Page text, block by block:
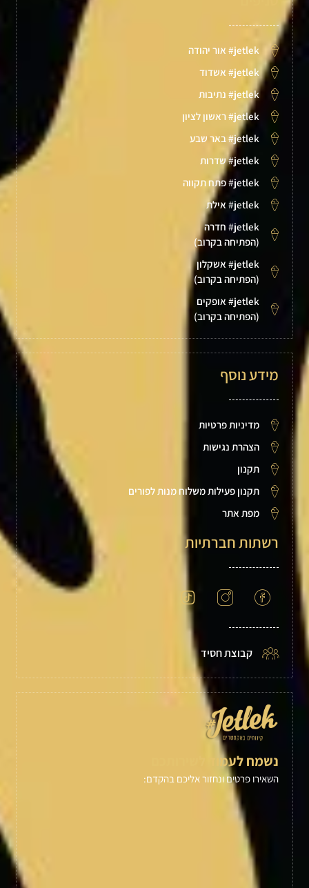
jetlek# אור יהודה
jetlek# אשדוד
jetlek# נתיבות
jetlek# ראשון לציון
jetlek# באר שבע
jetlek# שדרות
jetlek# פתח תקווה
jetlek# אילת
jetlek# חדרה
(הפתיחה בקרוב)
jetlek# אשקלון
(הפתיחה בקרוב)
jetlek# אופקים
(הפתיחה בקרוב)
מידע נוסף
מדיניות פרטיות
הצהרת נגישות
תקנון
תקנון פעילות משלוח מנות לפורים
מפת אתר
רשתות חברתיות
קבוצת חסיד
נשמח לעמוד לשירותכם
השאירו פרטים ונחזור אליכם בהקדם: